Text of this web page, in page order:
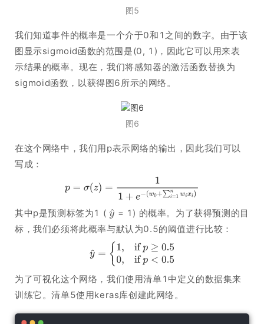
图5
我们知道事件的概率是一个介于0和1之间的数字。由于该
图显示sigmoid函数的范围是(0, 1)，因此它可以用来表
示结果的概率。现在，我们将感知器的激活函数替换为
sigmoid函数，以获得图6所示的网络。
图6
在这个网络中，我们用p表示网络的输出，因此我们可以
写成：
其中p是预测标签为1 (
= 1) 的概率。为了获得预测的目
标，我们必须将此概率与默认为0.5的阈值进行比较：
为了可视化这个网络，我们使用清单1中定义的数据集来
训练它。清单5使用keras库创建此网络。